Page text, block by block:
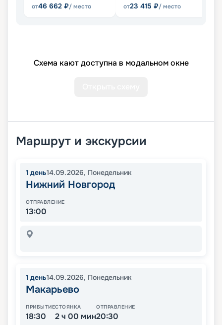
от46 662 ₽/ место
от23 415 ₽/ место
Схема кают доступна в модальном окне
Маршрут и экскурсии
1 день14.09.2026, Понедельник
Нижний Новгород
ОТПРАВЛЕНИЕ
13:00
1 день14.09.2026, Понедельник
Макарьево
ПРИБЫТИЕ
18:30
СТОЯНКА
2 ч 00 мин
ОТПРАВЛЕНИЕ
20:30